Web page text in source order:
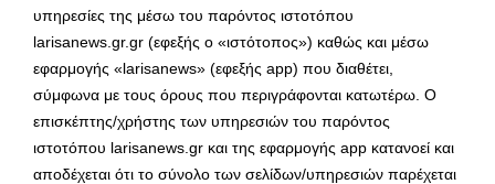
υπηρεσίες της μέσω του παρόντος ιστοτόπου
larisanews.gr.gr (εφεξής ο «ιστότοπος») καθώς και μέσω
εφαρμογής «larisanews» (εφεξής app) που διαθέτει,
σύμφωνα με τους όρους που περιγράφονται κατωτέρω. Ο
επισκέπτης/χρήστης των υπηρεσιών του παρόντος
ιστοτόπου larisanews.gr και της εφαρμογής app κατανοεί και
αποδέχεται ότι το σύνολο των σελίδων/υπηρεσιών παρέχεται